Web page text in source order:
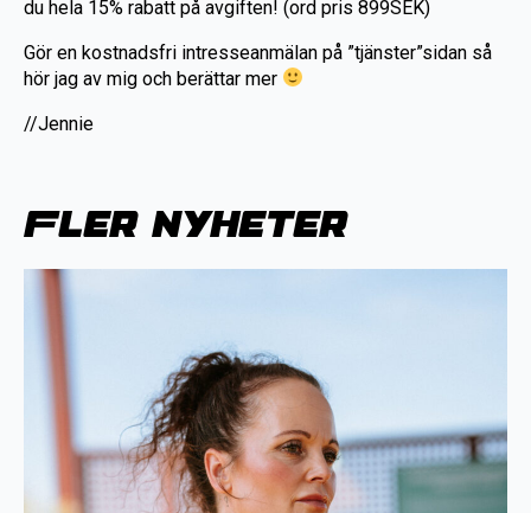
du hela 15% rabatt på avgiften! (ord pris 899SEK)
Gör en kostnadsfri intresseanmälan på ”tjänster”sidan så
hör jag av mig och berättar mer
//Jennie
Fler nyheter